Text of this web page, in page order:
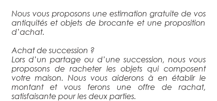
Nous vous proposons une estimation gratuite de vos
antiquités et objets de brocante et une proposition
d’achat.
Achat de succession ?
Lors d’un partage ou d’une succession, nous vous
proposons de racheter les objets qui composent
votre maison. Nous vous aiderons à en établir le
montant et vous ferons une offre de rachat,
satisfaisante pour les deux parties.